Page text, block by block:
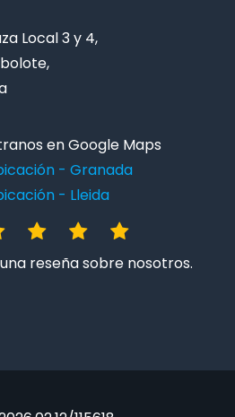
Local 3 y 4,
en Google Maps
- Granada
- Lleida
reseña sobre nosotros.